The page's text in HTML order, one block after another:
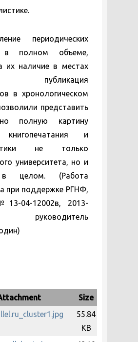
периодических
в полном объеме,
их наличие в местах
публикация
в хронологическом
представить
полную картину
книгопечатания и
не только
университета, но и
в целом. (Работа
при поддержке РГНФ,
04-12002в, 2013-
Size
55.84
KB